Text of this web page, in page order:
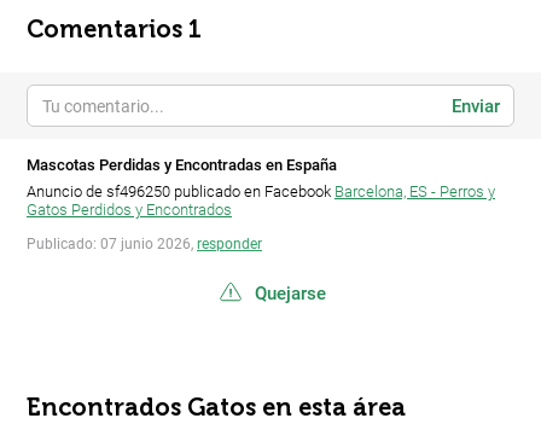
Comentarios 1
Enviar
Mascotas Perdidas y Encontradas en España
Anuncio de sf496250 publicado en Facebook Barcelona, ES - Perros y
Gatos Perdidos y Encontrados
Publicado: 07 junio 2026, responder
Quejarse
Encontrados Gatos en esta área